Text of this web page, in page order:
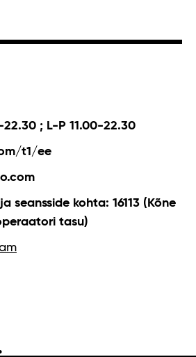
22.30 ; L-P 11.00-22.30
t1/ee
seansside kohta: 16113 (Kõne
tasu)